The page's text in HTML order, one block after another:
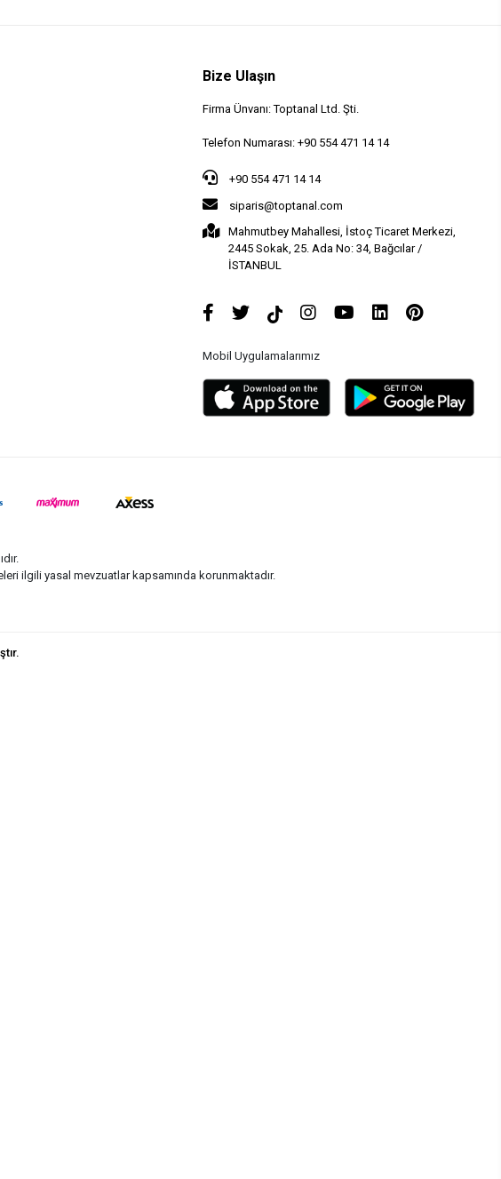
Bize Ulaşın
Firma Ünvanı: Toptanal Ltd. Şti.
Telefon Numarası: +90 554 471 14 14
+90 554 471 14 14
siparis@toptanal.com
Mahmutbey Mahallesi, İstoç Ticaret Merkezi,
2445 Sokak, 25. Ada No: 34, Bağcılar /
İSTANBUL
Mobil Uygulamalarımız
ilgili yasal mevzuatlar kapsamında korunmaktadır.